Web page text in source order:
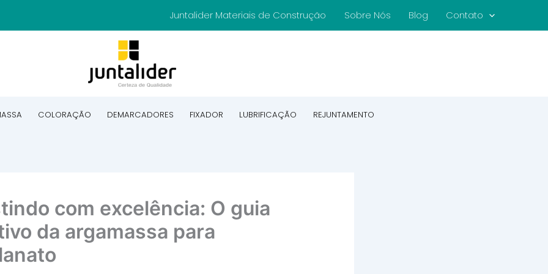
Juntalider Materiais de Construção Sobre Nós Blog Contato
COLORAÇÃO DEMARCADORES FIXADOR LUBRIFICAÇÃO REJUNTAMENTO
com excelência: O guia
da argamassa para